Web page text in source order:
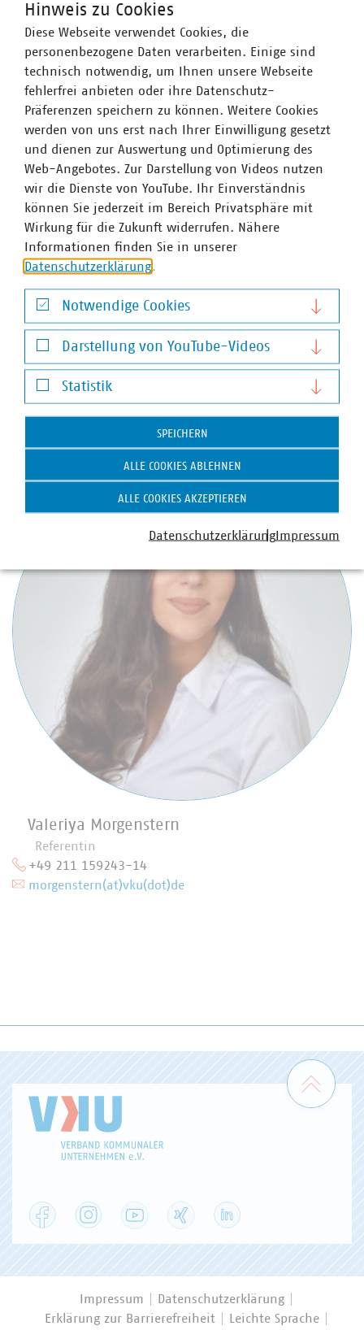
Im gemeinsamen Arbeitskreis „Wasserstoff in NRW“ der
Verbände VKU, BDEW und DVGW werden u.a. die
Einsatzmöglichkeiten von Wasserstoff in der Gebäude-
und Wärmeversorgung in den Blick genommen sowie
Impulse für die Weiterentwicklung der Wasserstoff-
Roadmap NRW erarbeitet. Als erstes Arbeitsergebnis
wurde das verbändeübergreifende Positionspapier
„Wasserstoff als tragende Säule der Wärmewende“
entwickelt. Darin werden die notwendigen
Erfolgsfaktoren beim Aufbau einer Wasserstoffwirtschaft
herausarbeitet, die Rolle der Gasverteilnetzbetreiber
verdeutlicht sowie regulatorische Maßnahmen
empfohlen. Ziel dieses Positionspapiers ist, die
Berücksichtigung des Wärmemarkts in der
Wasserstoffwirtschaft anzuregen sowie Forderungen für
befindet sich in der Veröffentlichung und wir Ihnen
Valeriya Morgenstern
Referentin
+49 211 159243-14
morgenstern(at)vku(dot)de
Zum
Facebook Instagram YouTube
Impressum
Datenschutzerklärung
Erklärung zur Barrierefreiheit
Leichte Sprache
Hinweis zu Cookies
Diese Webseite verwendet Cookies, die
personenbezogene Daten verarbeiten. Einige sind
technisch notwendig, um Ihnen unsere Webseite
fehlerfrei anbieten oder ihre Datenschutz-
Präferenzen speichern zu können. Weitere Cookies
werden von uns erst nach Ihrer Einwilligung gesetzt
und dienen zur Auswertung und Optimierung des
Web-Angebotes. Zur Darstellung von Videos nutzen
wir die Dienste von YouTube. Ihr Einverständnis
können Sie jederzeit im Bereich Privatsphäre mit
Wirkung für die Zukunft widerrufen. Nähere
Informationen finden Sie in unserer
Datenschutzerklärung.
Notwendige Cookies
Notwendige Cookies
Darstellung von YouTube-Videos
Darstellung von YouTube-Videos
Statistik
Statistik
SPEICHERN
ALLE COOKIES ABLEHNEN
ALLE COOKIES AKZEPTIEREN
DatenschutzerklärungImpressum